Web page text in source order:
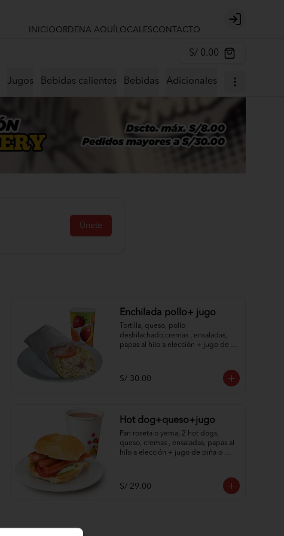
INICIOORDENA AQUÍ LOCALESCONTACTO
Login
S/ 0.00
Jugos Bebidas calientes Bebidas Adicionales
Únete
Enchilada pollo+ jugo
Tortilla, queso, pollo
deshilachado,cremas , ensaladas,
papas al hilo a elección + jugo de
S/ 30.00
Hot dog+queso+jugo
Pan roseta o yema, 2 hot dogs,
queso, cremas , ensaladas, papas al
hilo a elección + jugo de piña o
S/ 29.00